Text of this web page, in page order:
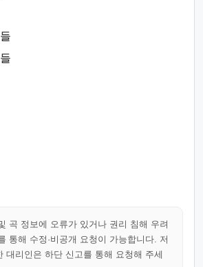
곡 정보에 오류가 있거나 권리 침해 우려
통해 수정·비공개 요청이 가능합니다. 저
대리인은 하단 신고를 통해 요청해 주세